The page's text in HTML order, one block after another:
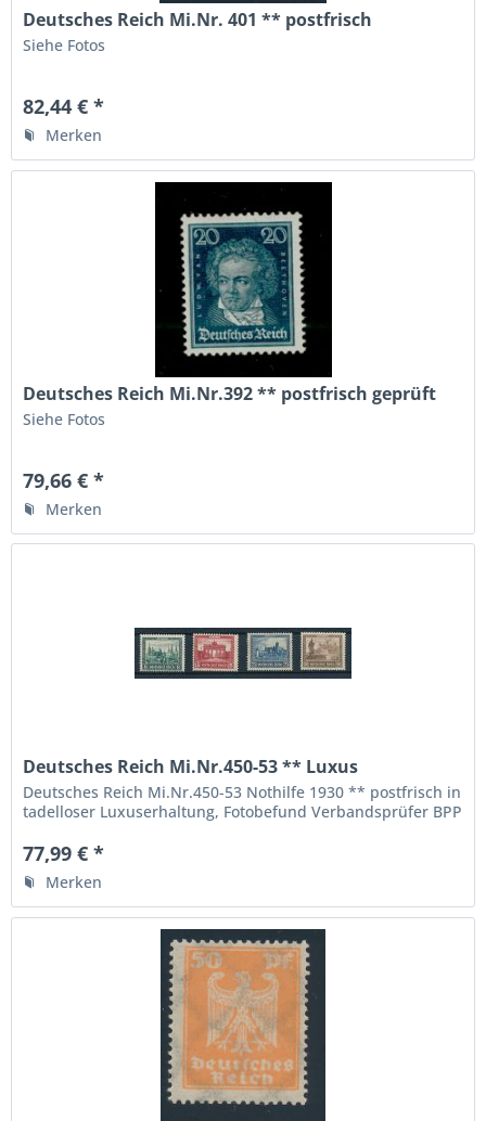
Deutsches Reich Mi.Nr. 401 ** postfrisch
Siehe Fotos
82,44 € *
Merken
Deutsches Reich Mi.Nr.392 ** postfrisch geprüft
Siehe Fotos
79,66 € *
Merken
Deutsches Reich Mi.Nr.450-53 ** Luxus
Fotobefund BPP
Deutsches Reich Mi.Nr.450-53 Nothilfe 1930 ** postfrisch in
tadelloser Luxuserhaltung, Fotobefund Verbandsprüfer BPP
77,99 € *
Merken